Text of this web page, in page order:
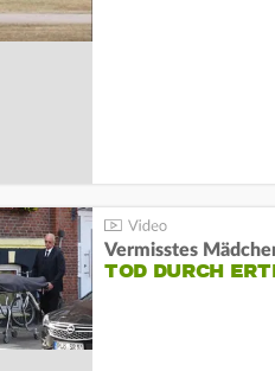
Vermisstes
TOD DURCH